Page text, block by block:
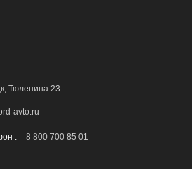
Тюленина 23
avto.ru
: 8 800 700 85 01